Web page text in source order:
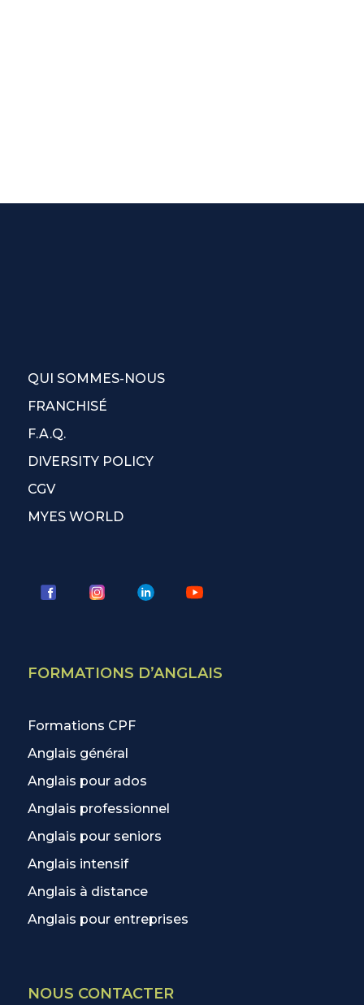
QUI SOMMES-NOUS
FRANCHISÉ
F.A.Q.
DIVERSITY POLICY
CGV
MYES WORLD
FORMATIONS D’ANGLAIS
Formations CPF
Anglais général
Anglais pour ados
Anglais professionnel
Anglais pour seniors
Anglais intensif
Anglais à distance
Anglais pour entreprises
NOUS CONTACTER